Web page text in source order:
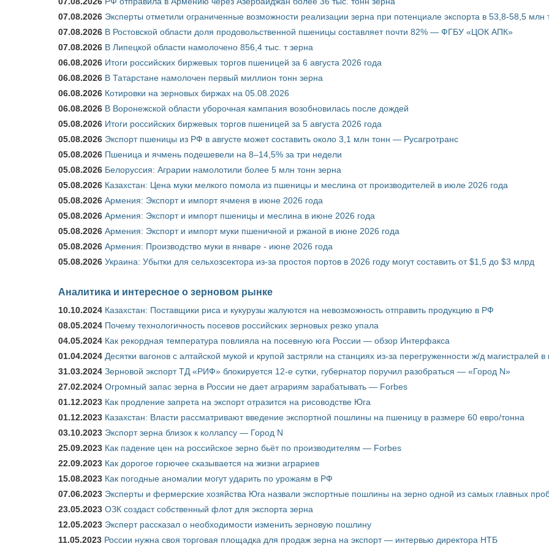
07.08.2026 Эксперты отметили ограниченные возможности реализации зерна при потенциале экспорта в 53,8-58,5 млн
07.08.2026 В Ростовской области доля продовольственной пшеницы составляет почти 82% — ФГБУ «ЦОК АПК»
07.08.2026 В Липецкой области намолочено 856,4 тыс. т зерна
06.08.2026 Итоги российских биржевых торгов пшеницей за 6 августа 2026 года
06.08.2026 В Татарстане намолочен первый миллион тонн зерна
06.08.2026 Котировки на зерновых биржах на 05.08.2026
06.08.2026 В Воронежской области уборочная кампания возобновилась после дождей
05.08.2026 Итоги российских биржевых торгов пшеницей за 5 августа 2026 года
05.08.2026 Экспорт пшеницы из РФ в августе может составить около 3,1 млн тонн — Русагротранс
05.08.2026 Пшеница и ячмень подешевели на 8–14,5% за три недели
05.08.2026 Белоруссия: Аграрии намолотили более 5 млн тонн зерна
05.08.2026 Казахстан: Цена муки мелкого помола из пшеницы и меслина от производителей в июле 2026 года
05.08.2026 Армения: Экспорт и импорт ячменя в июне 2026 года
05.08.2026 Армения: Экспорт и импорт пшеницы и меслина в июне 2026 года
05.08.2026 Армения: Экспорт и импорт муки пшеничной и ржаной в июне 2026 года
05.08.2026 Армения: Производство муки в январе - июне 2026 года
05.08.2026 Украина: Убытки для сельхозсектора из-за простоя портов в 2026 году могут составить от $1,5 до $3 млрд
Аналитика и интересное о зерновом рынке
10.10.2024 Казахстан: Поставщики риса и кукурузы жалуются на невозможность отправить продукцию в РФ
08.05.2024 Почему технологичность посевов российских зерновых резко упала
04.05.2024 Как рекордная температура повлияла на посевную юга России — обзор Интерфакса
01.04.2024 Десятки вагонов с алтайской мукой и крупой застряли на станциях из-за перегруженности ж/д магистралей
31.03.2024 Зерновой экспорт ТД «РИФ» блокируется 12-е сутки, губернатор поручил разобраться — «Город N»
27.02.2024 Огромный запас зерна в России не дает аграриям зарабатывать — Forbes
01.12.2023 Как продление запрета на экспорт отразится на рисоводстве Юга
01.12.2023 Казахстан: Власти рассматривают введение экспортной пошлины на пшеницу в размере 60 евро/тонна
03.10.2023 Экспорт зерна близок к коллапсу — Город N
25.09.2023 Как падение цен на российское зерно бьёт по производителям — Forbes
22.09.2023 Как дорогое горючее сказывается на жизни аграриев
15.08.2023 Как погодные аномалии могут ударить по урожаям в РФ
07.06.2023 Эксперты и фермерские хозяйства Юга назвали экспортные пошлины на зерно одной из самых главных
23.05.2023 ОЗК создаст собственный флот для экспорта зерна
12.05.2023 Эксперт рассказал о необходимости изменить зерновую пошлину
11.05.2023 России нужна своя торговая площадка для продаж зерна на экспорт — интервью директора НТБ